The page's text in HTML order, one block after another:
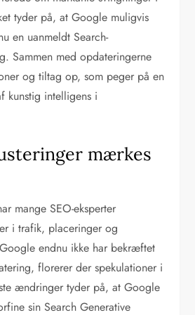
tyder på, at Google muligvis
en uanmeldt Search-
Sammen med opdateringerne
og tiltag op, som peger på en
kunstig intelligens i
mærkes
mange SEO-eksperter
i trafik, placeringer og
endnu ikke har bekræftet
florerer der spekulationer i
ændringer tyder på, at Google
sin Search Generative